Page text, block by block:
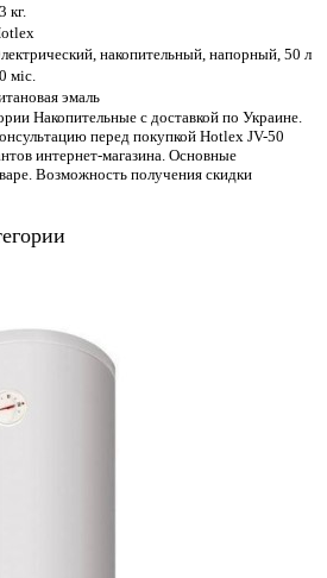
кг.
накопительный, напорный, 50 л
міс.
эмаль
Накопительные с доставкой по Украине.
перед покупкой Hotlex JV-50
интернет-магазина. Основные
Возможность получения скидки